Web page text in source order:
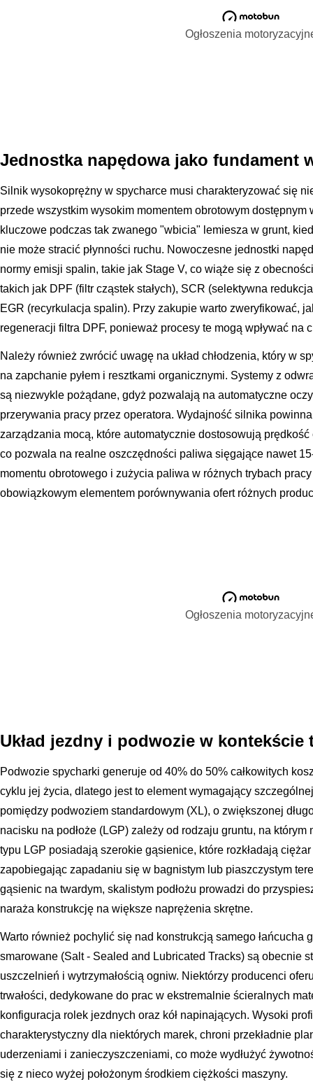
Ogłoszenia
Jednostka napędowa jako fundament
Silnik wysokoprężny w spycharce musi charakteryzować się
przede wszystkim wysokim momentem obrotowym dostępnym
kluczowe podczas tak zwanego "wbicia" lemiesza w grunt,
nie może stracić płynności ruchu. Nowoczesne jednostki
normy emisji spalin, takie jak Stage V, co wiąże się z
takich jak DPF (filtr cząstek stałych), SCR (selektywna
EGR (recyrkulacja spalin). Przy zakupie warto zweryfikować,
regeneracji filtra DPF, ponieważ procesy te mogą wpływać na
Należy również zwrócić uwagę na układ chłodzenia, który w
na zapchanie pyłem i resztkami organicznymi. Systemy z
są niezwykle pożądane, gdyż pozwalają na automatyczne
przerywania pracy przez operatora. Wydajność silnika
zarządzania mocą, które automatycznie dostosowują
co pozwala na realne oszczędności paliwa sięgające nawet
momentu obrotowego i zużycia paliwa w różnych trybach
obowiązkowym elementem porównywania ofert różnych
Ogłoszenia
Układ jezdny i podwozie w
Podwozie spycharki generuje od 40% do 50% całkowitych
cyklu jej życia, dlatego jest to element wymagający
pomiędzy podwoziem standardowym (XL), o zwiększonej
nacisku na podłoże (LGP) zależy od rodzaju gruntu, na
typu LGP posiadają szerokie gąsienice, które rozkładają
zapobiegając zapadaniu się w bagnistym lub piaszczystym
gąsienic na twardym, skalistym podłożu prowadzi do
naraża konstrukcję na większe naprężenia skrętne.
Warto również pochylić się nad konstrukcją samego łańcucha
smarowane (Salt - Sealed and Lubricated Tracks) są obecnie
uszczelnień i wytrzymałością ogniw. Niektórzy producenci
trwałości, dedykowane do prac w ekstremalnie ścieralnych
konfiguracja rolek jezdnych oraz kół napinających. Wysoki
charakterystyczny dla niektórych marek, chroni przekładnie
uderzeniami i zanieczyszczeniami, co może wydłużyć
się z nieco wyżej położonym środkiem ciężkości maszyny.